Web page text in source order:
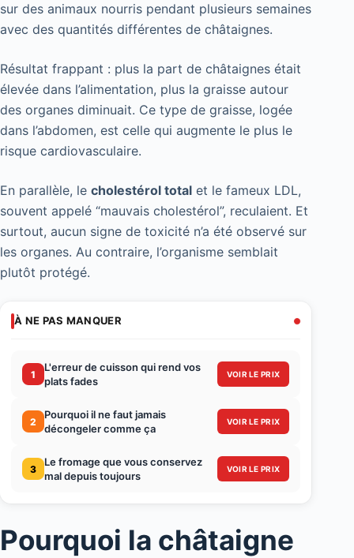
sur des animaux nourris pendant plusieurs semaines
avec des quantités différentes de châtaignes.
Résultat frappant : plus la part de châtaignes était
élevée dans l’alimentation, plus la graisse autour
des organes diminuait. Ce type de graisse, logée
dans l’abdomen, est celle qui augmente le plus le
risque cardiovasculaire.
En parallèle, le cholestérol total et le fameux LDL,
souvent appelé “mauvais cholestérol”, reculaient. Et
surtout, aucun signe de toxicité n’a été observé sur
les organes. Au contraire, l’organisme semblait
plutôt protégé.
À NE PAS MANQUER
1
L'erreur de cuisson qui rend vos
plats fades
VOIR LE PRIX
2
Pourquoi il ne faut jamais
décongeler comme ça
VOIR LE PRIX
3
Le fromage que vous conservez
mal depuis toujours
VOIR LE PRIX
Pourquoi la châtaigne